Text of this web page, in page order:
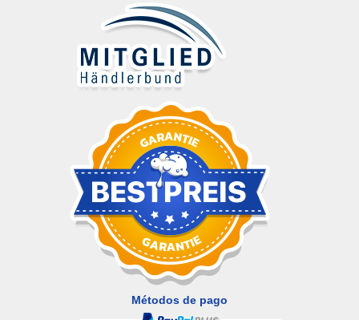
Métodos de pago